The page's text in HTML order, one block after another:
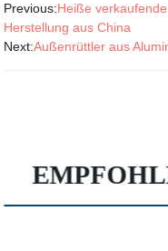
Previous:Heiße
Herstellung aus China
Next:Außenrüttler aus